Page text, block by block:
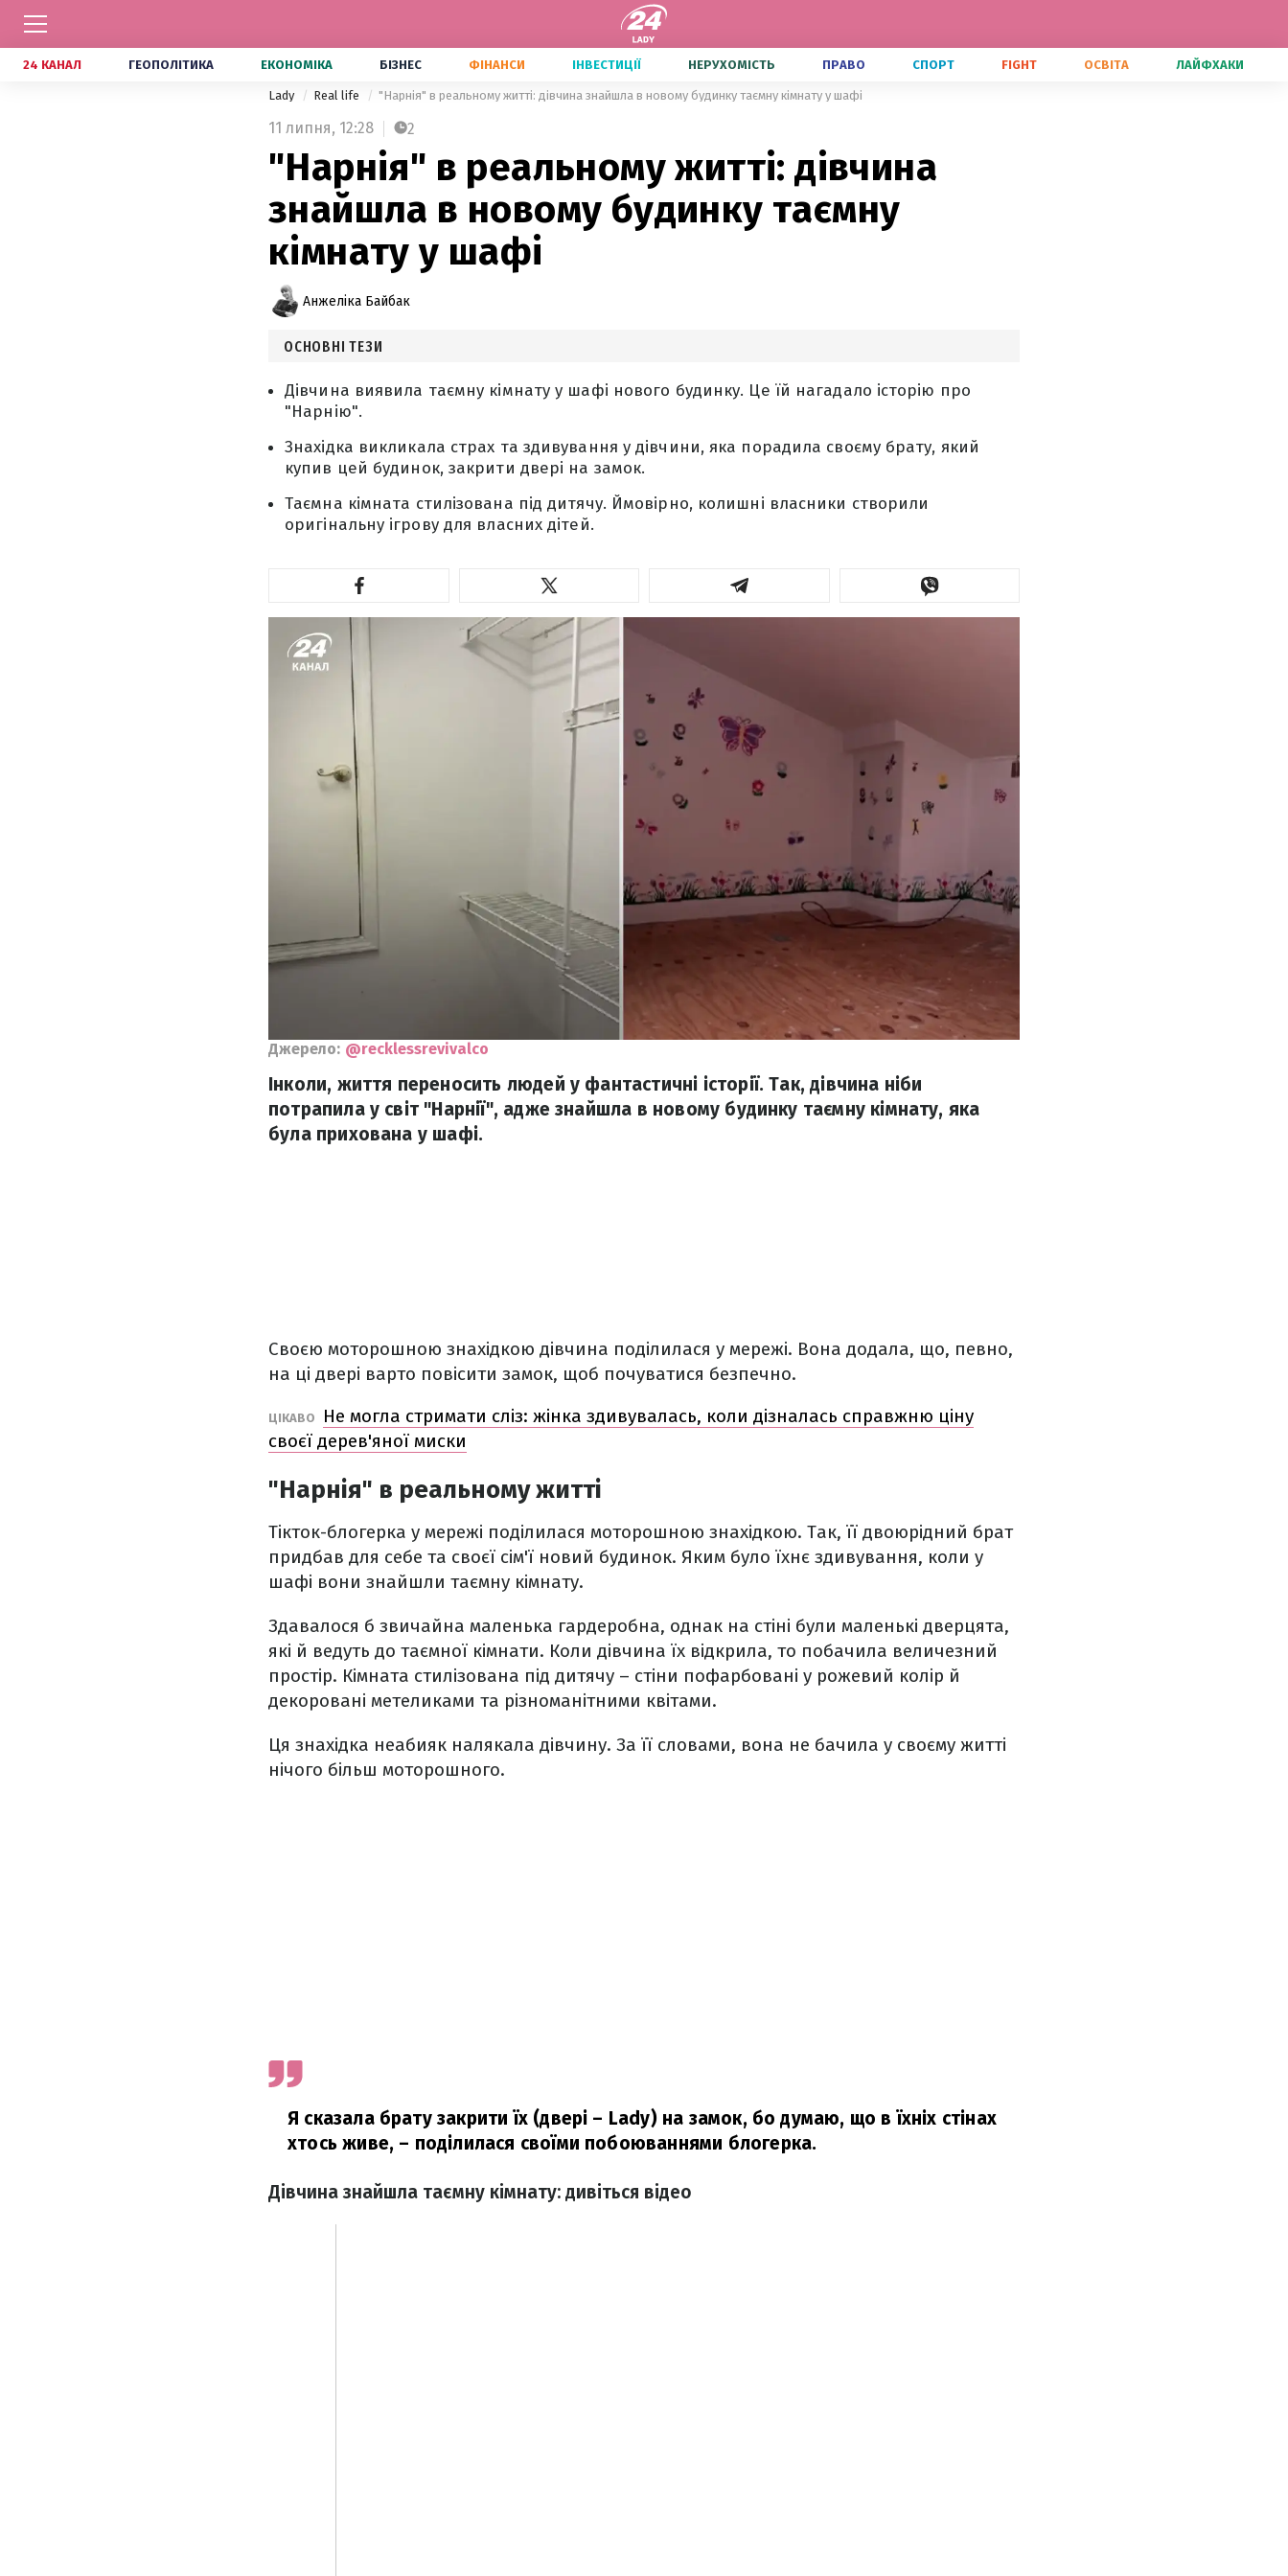
24 КАНАЛ ГЕОПОЛІТИКА ЕКОНОМІКА БІЗНЕС ФІНАНСИ ІНВЕСТИЦІЇ НЕРУХОМІСТЬ ПРАВО СПОРТ FIGHT ОСВІТА ЛАЙФХАКИ
Lady Real life "Нарнія" в реальному житті: дівчина знайшла в новому будинку таємну кімнату у шафі
11 липня, 12:28 2
"Нарнія" в реальному житті: дівчина
знайшла в новому будинку таємну
кімнату у шафі
Анжеліка Байбак
ОСНОВНІ ТЕЗИ
Дівчина виявила таємну кімнату у шафі нового будинку. Це їй нагадало історію про
"Нарнію".
Знахідка викликала страх та здивування у дівчини, яка порадила своєму брату, який
купив цей будинок, закрити двері на замок.
Таємна кімната стилізована під дитячу. Ймовірно, колишні власники створили
оригінальну ігрову для власних дітей.
Джерело: @recklessrevivalco
Інколи, життя переносить людей у фантастичні історії. Так, дівчина ніби
потрапила у світ "Нарнії", адже знайшла в новому будинку таємну кімнату, яка
була прихована у шафі.
Своєю моторошною знахідкою дівчина поділилася у мережі. Вона додала, що, певно,
на ці двері варто повісити замок, щоб почуватися безпечно.
ЦІКАВО
Не могла стримати сліз: жінка здивувалась, коли дізналась справжню ціну
своєї дерев'яної миски
"Нарнія" в реальному житті
Тікток-блогерка у мережі поділилася моторошною знахідкою. Так, її двоюрідний брат
придбав для себе та своєї сім'ї новий будинок. Яким було їхнє здивування, коли у
шафі вони знайшли таємну кімнату.
Здавалося б звичайна маленька гардеробна, однак на стіні були маленькі дверцята,
які й ведуть до таємної кімнати. Коли дівчина їх відкрила, то побачила величезний
простір. Кімната стилізована під дитячу – стіни пофарбовані у рожевий колір й
декоровані метеликами та різноманітними квітами.
Ця знахідка неабияк налякала дівчину. За її словами, вона не бачила у своєму житті
нічого більш моторошного.
Я сказала брату закрити їх (двері – Lady) на замок, бо думаю, що в їхніх стінах
хтось живе, – поділилася своїми побоюваннями блогерка.
Дівчина знайшла таємну кімнату: дивіться відео